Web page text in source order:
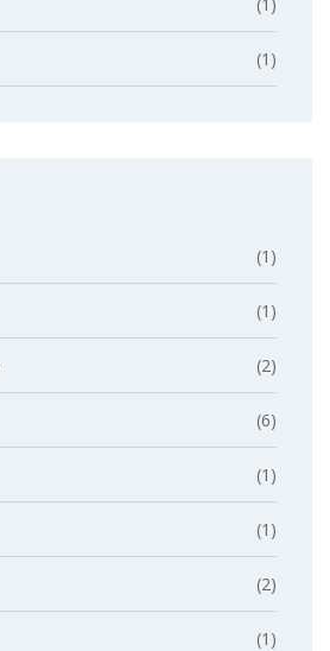
(1)
(1)
(1)
(2)
(6)
(1)
(1)
(2)
(1)